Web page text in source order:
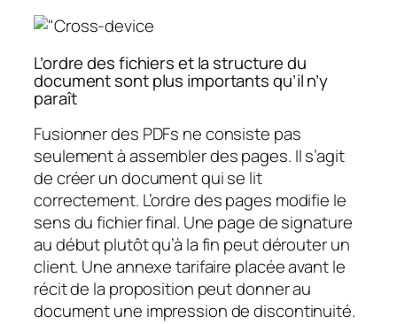
L’ordre des fichiers et la structure du
document sont plus importants qu’il n’y
paraît
Fusionner des PDFs ne consiste pas
seulement à assembler des pages. Il s’agit
de créer un document qui se lit
correctement. L’ordre des pages modifie le
sens du fichier final. Une page de signature
au début plutôt qu’à la fin peut dérouter un
client. Une annexe tarifaire placée avant le
récit de la proposition peut donner au
document une impression de discontinuité.